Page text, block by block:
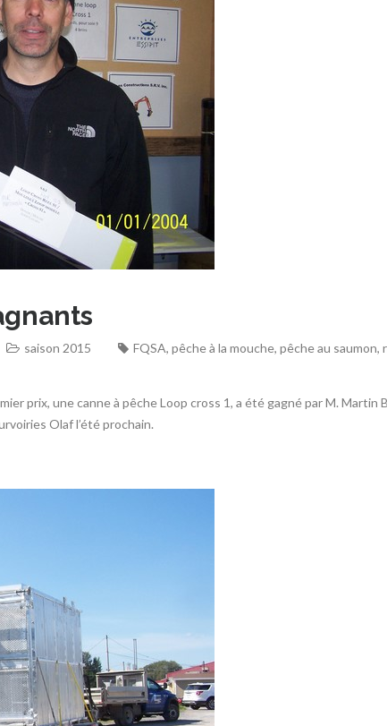
saison 2015 FQSA, pêche à la mouche, pêche au saumon,
prix, une canne à pêche Loop cross 1, a été gagné par M.
Olaf l’été prochain.